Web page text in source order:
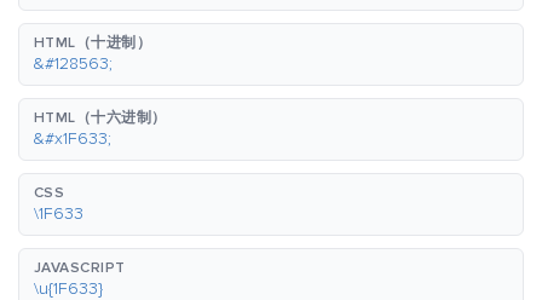
HTML（十进制）
&#128563;
HTML（十六进制）
&#x1F633;
CSS
\1F633
JAVASCRIPT
\u{1F633}